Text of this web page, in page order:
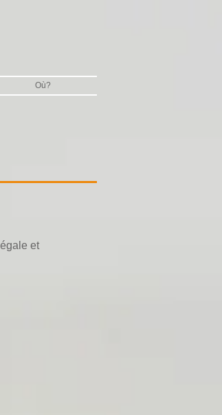
Où?
et